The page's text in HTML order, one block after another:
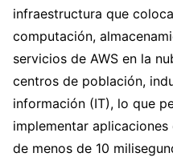
infraestructura que
computación,
servicios de AWS en la
centros de población,
información (IT), lo que
implementar
de menos de 10